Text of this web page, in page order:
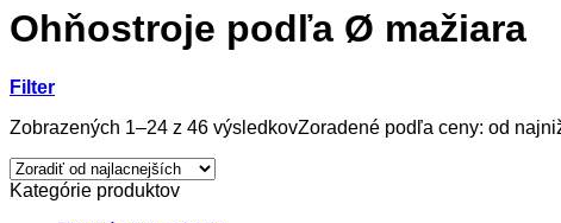
Ohňostroje podľa Ø mažiara
Filter
Zobrazených 1–24 z 46 výsledkovZoradené podľa ceny: od
Kategórie produktov